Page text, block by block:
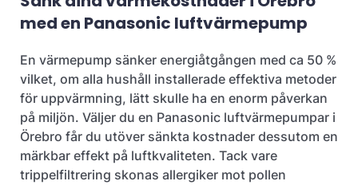
med en Panasonic luftvärmepump
En värmepump sänker energiåtgången med ca 50 %
vilket, om alla hushåll installerade effektiva metoder
för uppvärmning, lätt skulle ha en enorm påverkan
på miljön. Väljer du en Panasonic luftvärmepumpar i
Örebro får du utöver sänkta kostnader dessutom en
märkbar effekt på luftkvaliteten. Tack vare
trippelfiltrering skonas allergiker mot pollen